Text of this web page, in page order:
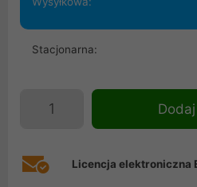
Stacjonarna:
Licencja elektroniczna